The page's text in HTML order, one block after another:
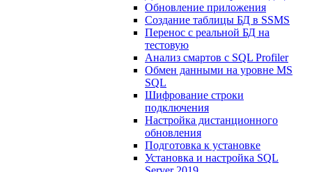
Обновление приложения
Создание таблицы БД в SSMS
Перенос с реальной БД на
тестовую
Анализ смартов с SQL Profiler
Обмен данными на уровне MS
SQL
Шифрование строки
подключения
Настройка дистанционного
обновления
Подготовка к установке
Установка и настройка SQL